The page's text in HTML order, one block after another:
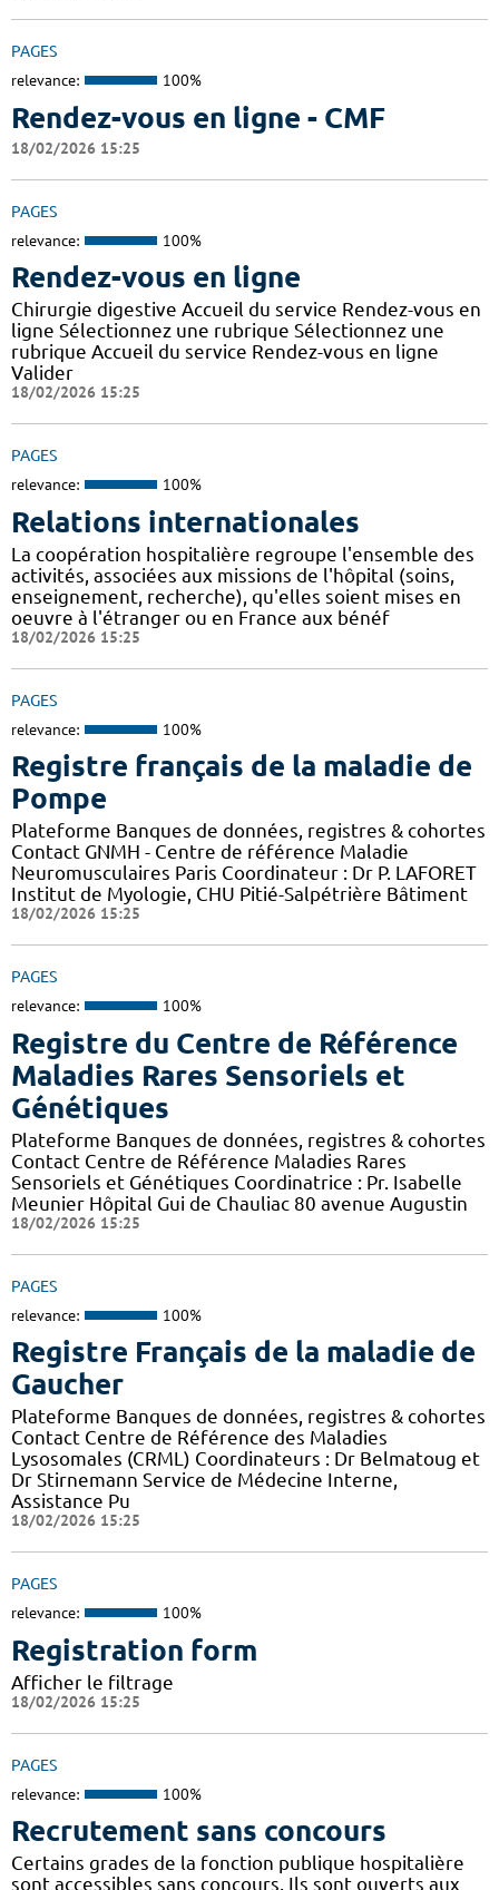
PAGES
relevance: 100%
Rendez-vous en ligne - CMF
18/02/2026 15:25
PAGES
relevance: 100%
Rendez-vous en ligne
Chirurgie digestive Accueil du service Rendez-vous en
ligne Sélectionnez une rubrique Sélectionnez une
rubrique Accueil du service Rendez-vous en ligne
Valider
18/02/2026 15:25
PAGES
relevance: 100%
Relations internationales
La coopération hospitalière regroupe l'ensemble des
activités, associées aux missions de l'hôpital (soins,
enseignement, recherche), qu'elles soient mises en
oeuvre à l'étranger ou en France aux bénéf
18/02/2026 15:25
PAGES
relevance: 100%
Registre français de la maladie de
Pompe
Plateforme Banques de données, registres & cohortes
Contact GNMH - Centre de référence Maladie
Neuromusculaires Paris Coordinateur : Dr P. LAFORET
Institut de Myologie, CHU Pitié-Salpétrière Bâtiment
18/02/2026 15:25
PAGES
relevance: 100%
Registre du Centre de Référence
Maladies Rares Sensoriels et
Génétiques
Plateforme Banques de données, registres & cohortes
Contact Centre de Référence Maladies Rares
Sensoriels et Génétiques Coordinatrice : Pr. Isabelle
Meunier Hôpital Gui de Chauliac 80 avenue Augustin
18/02/2026 15:25
PAGES
relevance: 100%
Registre Français de la maladie de
Gaucher
Plateforme Banques de données, registres & cohortes
Contact Centre de Référence des Maladies
Lysosomales (CRML) Coordinateurs : Dr Belmatoug et
Dr Stirnemann Service de Médecine Interne,
Assistance Pu
18/02/2026 15:25
PAGES
relevance: 100%
Registration form
Afficher le filtrage
18/02/2026 15:25
PAGES
relevance: 100%
Recrutement sans concours
Certains grades de la fonction publique hospitalière
sont accessibles sans concours. Ils sont ouverts aux